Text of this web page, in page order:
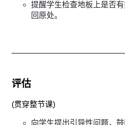
提醒学生检查地板上是否
回原处。
评估
(贯穿整节课)
向学生提出引导性问题，